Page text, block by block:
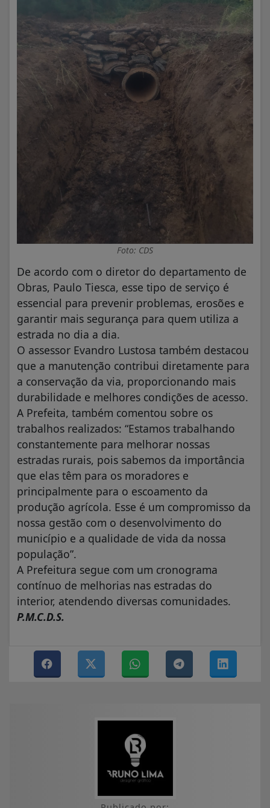
Foto: CDS
De acordo com o diretor do departamento de
Obras, Paulo Tiesca, esse tipo de serviço é
essencial para prevenir problemas, erosões e
garantir mais segurança para quem utiliza a
estrada no dia a dia.
O assessor Evandro Lustosa também destacou
que a manutenção contribui diretamente para
a conservação da via, proporcionando mais
durabilidade e melhores condições de acesso.
A Prefeita, também comentou sobre os
trabalhos realizados: “Estamos trabalhando
constantemente para melhorar nossas
estradas rurais, pois sabemos da importância
que elas têm para os moradores e
principalmente para o escoamento da
produção agrícola. Esse é um compromisso da
nossa gestão com o desenvolvimento do
município e a qualidade de vida da nossa
população”.
A Prefeitura segue com um cronograma
contínuo de melhorias nas estradas do
interior, atendendo diversas comunidades.
P.M.C.D.S.